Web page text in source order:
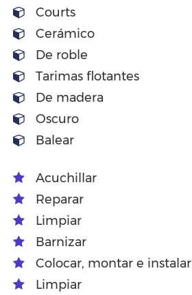
Courts
Cerámico
De roble
Tarimas flotantes
De madera
Oscuro
Balear
Acuchillar
Reparar
Limpiar
Barnizar
Colocar, montar e instalar
Limpiar